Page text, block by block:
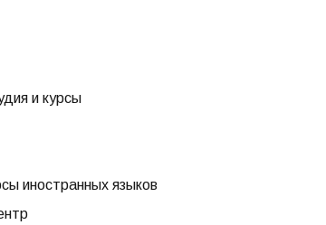
и курсы
иностранных языков